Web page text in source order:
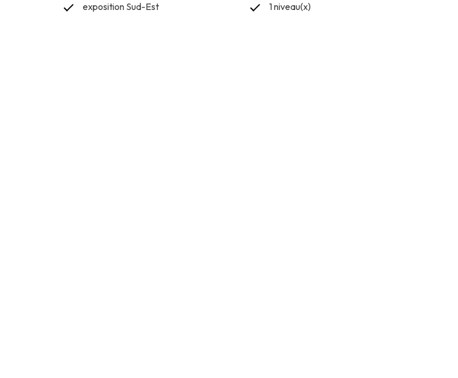
exposition Sud-Est 1 niveau(x)